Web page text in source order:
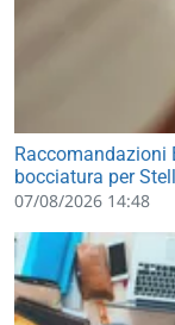
Raccomandazioni
bocciatura per
07/08/2026 14:48